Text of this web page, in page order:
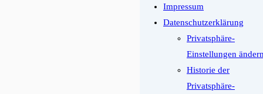
Impressum
Datenschutzerklärung
Privatsphäre-
Einstellungen ändern
Historie der
Privatsphäre-